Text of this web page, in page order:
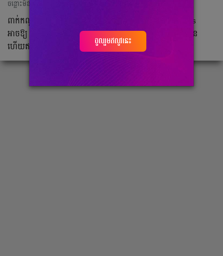
ចន្លោះមិនឃើញ
ពាក់កណ្ដាល ឆ្នាំ២០២០ Facebook បានបញ្ចេញ Subscriptions
អាចឱ្យ Content Creator រកចំណូលបាន ពីសហគមន៍អ្នកគាំទ្រខ្លួន
ហើយឥលូវនេះមុខងារដដែលបានពីពង្រីកទៅដល់ Instagram។។
ចូលរួមឥលូវនេះ